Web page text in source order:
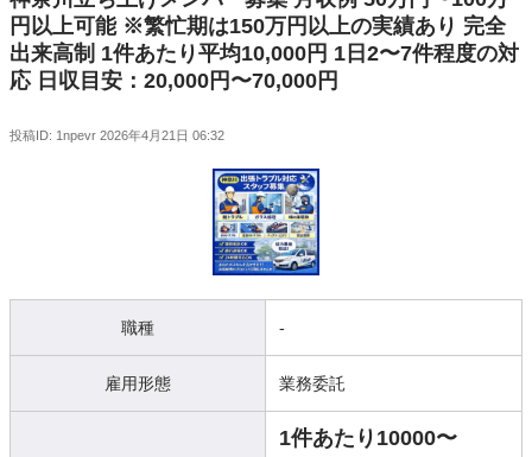
円以上可能 ※繁忙期は150万円以上の実績あり 完全
出来高制 1件あたり平均10,000円 1日2〜7件程度の対
応 日収目安：20,000円〜70,000円
投稿ID: 1npevr 2026年4月21日 06:32
職種 -
雇用形態 業務委託
1件あたり10000〜